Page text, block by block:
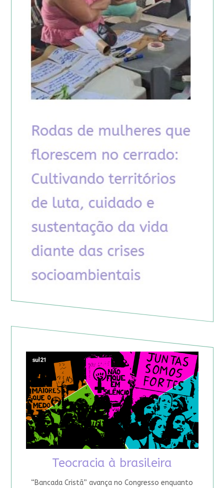
Teocracia à brasileira
“Bancada Cristã” avança no Congresso enquanto